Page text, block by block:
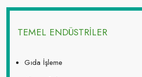
TEMEL ENDÜSTRİLER
Gıda İşleme